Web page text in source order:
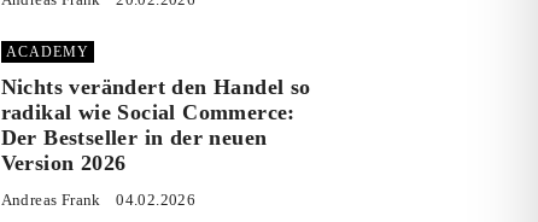
ACADEMY
Nichts verändert den Handel so
radikal wie Social Commerce:
Der Bestseller in der neuen
Version 2026
Andreas Frank 04.02.2026